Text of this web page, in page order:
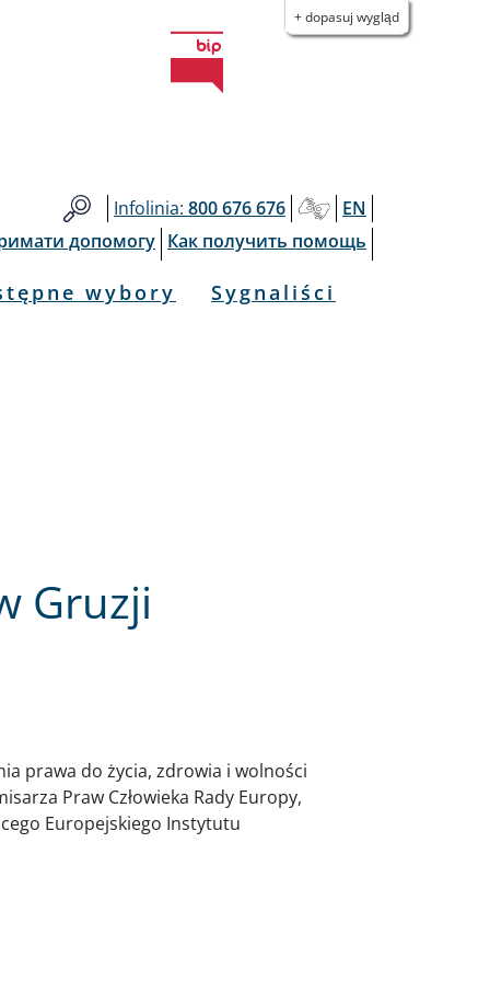
+ dopasuj wygląd
Infolinia: 800 676 676
EN
допомогу Как получить помощь
wybory Sygnaliści
Gruzji
prawa do życia, zdrowia i wolności
Praw Człowieka Rady Europy,
Europejskiego Instytutu